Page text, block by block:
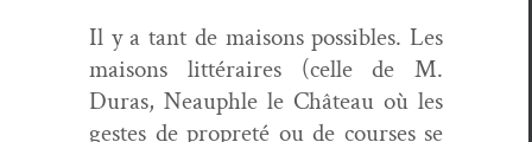
Il y a tant de maisons pos­si­bles. Les
maisons lit­téraires (celle de M.
Duras, Neauphle le Château où les
gestes de pro­preté ou de cours­es se